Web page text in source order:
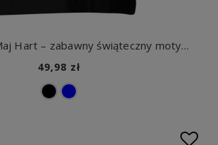
Last Krismas Maj Hart – zabawny świąteczny motyw muzyczny Dziecięca koszulka
49,98 zł